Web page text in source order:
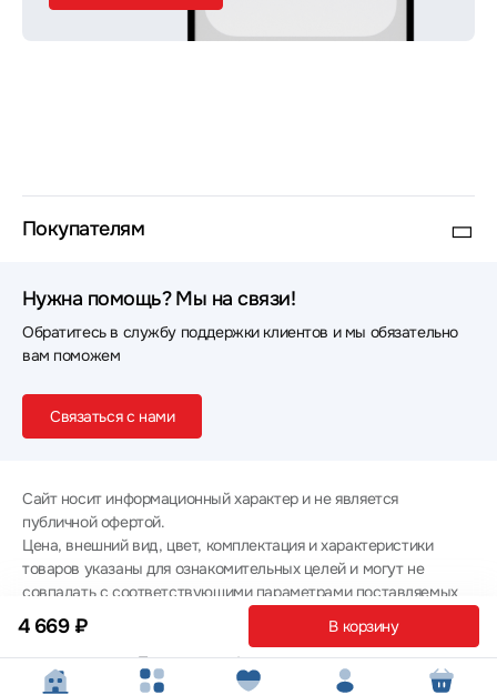
4 669 ₽ В корзину
Покупателям
Нужна помощь? Мы на связи!
Обратитесь в службу поддержки клиентов и мы обязательно
вам поможем
Связаться с нами
Сайт носит информационный характер и не является
публичной офертой.
Цена, внешний вид, цвет, комплектация и характеристики
товаров указаны для ознакомительных целей и могут не
совпадать с соответствующими параметрами поставляемых
товаров - уточняйте информацию у менеджера при
оформлении заказа.
Политика конфиденциальности
© 2012 — 2026 ООО «Эпл Тэк»